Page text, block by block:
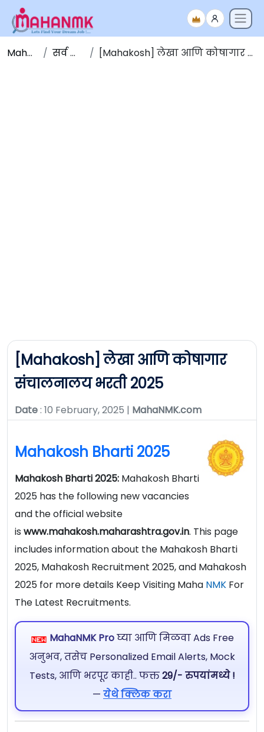
Maha NMK सर्व जाहिराती [Mahakosh] लेखा आणि कोषागार संचालनालय भरती 2025
[Mahakosh] लेखा आणि कोषागार
संचालनालय भरती 2025
Date: 10 February, 2025 | MahaNMK.com
Mahakosh Bharti 2025
Mahakosh Bharti 2025: Mahakosh Bharti
2025 has the following new vacancies
and the official website
is www.mahakosh.maharashtra.gov.in. This page
includes information about the Mahakosh Bharti
2025, Mahakosh Recruitment 2025, and Mahakosh
2025 for more details Keep Visiting Maha NMK For
The Latest Recruitments.
MahaNMK Proघ्या आणि मिळवा Ads Free
अनुभव, तसेच Personalized Email Alerts, Mock
Tests, आणि भरपूर काही.. फक्त29/- रुपयांमध्ये !
— येथे क्लिक करा